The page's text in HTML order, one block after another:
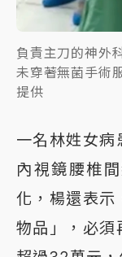
負責主刀的神外
未穿著無菌手術
提供
一名林姓女病
內視鏡腰椎
化，楊還表示
物品」，必須